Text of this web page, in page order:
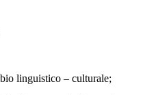
linguistico – culturale;